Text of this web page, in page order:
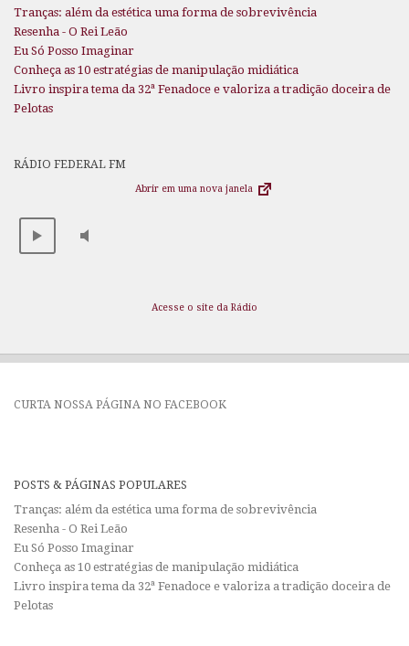
Tranças: além da estética uma forma de sobrevivência
Resenha - O Rei Leão
Eu Só Posso Imaginar
Conheça as 10 estratégias de manipulação midiática
Livro inspira tema da 32ª Fenadoce e valoriza a tradição doceira de
Pelotas
RÁDIO FEDERAL FM
Abrir em uma nova janela
Acesse o site da Rádio
CURTA NOSSA PÁGINA NO FACEBOOK
POSTS & PÁGINAS POPULARES
Tranças: além da estética uma forma de sobrevivência
Resenha - O Rei Leão
Eu Só Posso Imaginar
Conheça as 10 estratégias de manipulação midiática
Livro inspira tema da 32ª Fenadoce e valoriza a tradição doceira de
Pelotas